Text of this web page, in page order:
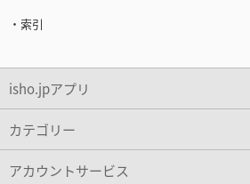
・索引
isho.jpアプリ
カテゴリー
アカウントサービス